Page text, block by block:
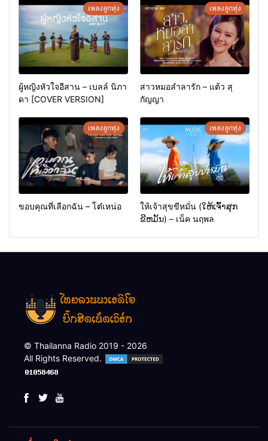
เพลงลูกทุ่ง
ผู้หญิงหัวใจอีสาน – เบลล์ นิภา
ดา [COVER VERSION]
เพลงลูกทุ่ง
สาวหมอลำลารัก – แต้ว สุ
กัญญา
เพลงลูกทุ่ง
ขอบคุณที่เลือกฉัน – โต๋เหน่อ
เพลงลูกทุ่ง
ให้เจ้าสุขขีหมั่น (ໃຫ້ເຈົ້າສຸກ
ຂີຫມັ້ນ) – เน็ค นฤพล
© Thailanna Radio 2019 - 2026
All Rights Reserved.